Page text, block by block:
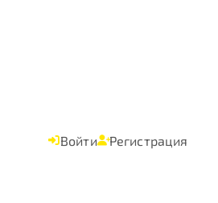
Войти Регистрация